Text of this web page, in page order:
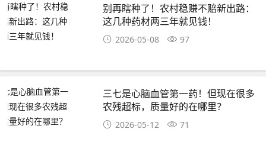
别再瞎种了！农村稳赚不赔新出路：
这几种药材两三年就见钱！
2026-05-08 97
三七是心脑血管第一药！但现在很多
农残超标，质量好的在哪里？
2026-05-12 71